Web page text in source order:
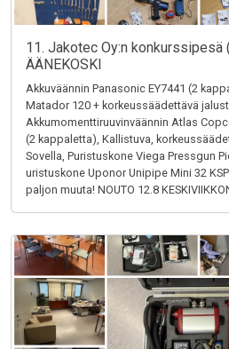
11. Jakotec Oy:n konkurssipesä
ÄÄNEKOSKI
Akkuväännin Panasonic EY7441 (2
Matador 120 + korkeussäädettävä
Akkumomenttiruuvinväännin Atlas
(2 kappaletta), Kallistuva,
Sovella, Puristuskone Viega Pressgun
uristuskone Uponor Unipipe Mini 32
paljon muuta! NOUTO 12.8